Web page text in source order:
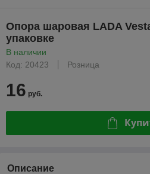
Опора шаровая LADA
упаковке
В наличии
Код: 20423
Розница
16 руб.
Описание